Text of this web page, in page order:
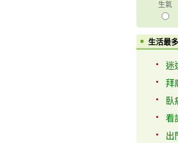
生氣
生活最
迷
拜
臥
看
出